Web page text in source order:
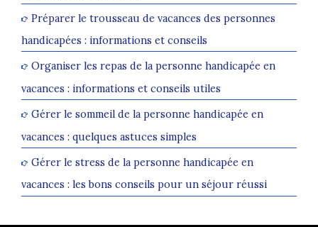
Préparer le trousseau de vacances des personnes
handicapées : informations et conseils
Organiser les repas de la personne handicapée en
vacances : informations et conseils utiles
Gérer le sommeil de la personne handicapée en
vacances : quelques astuces simples
Gérer le stress de la personne handicapée en
vacances : les bons conseils pour un séjour réussi